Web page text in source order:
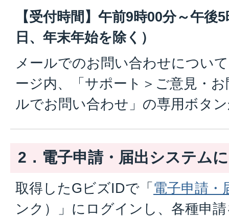
【受付時間】午前9時00分～午後
日、年末年始を除く）
メールでのお問い合わせについ
ージ内、「サポート＞ご意見・
ルでお問い合わせ」の専用ボタ
2．電子申請・届出システム
取得したGビズIDで「 電子申請・
ンク）」にログインし、各種申